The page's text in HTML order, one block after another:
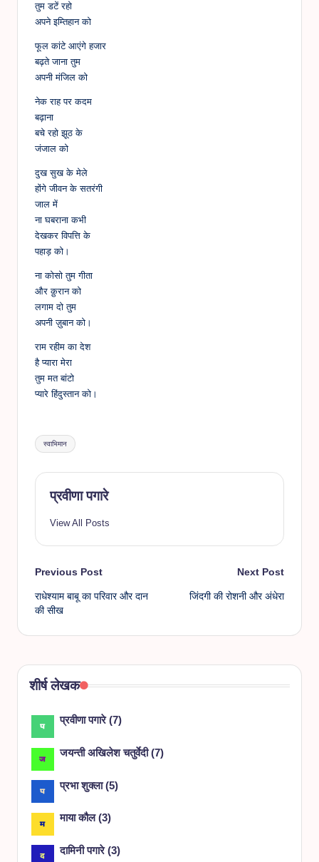
तुम डटें रहो
अपने इम्तिहान को
फूल कांटे आएंगे हजार
बढ़ते जाना तुम
अपनी मंजिल को
नेक राह पर कदम
बढ़ाना
बचे रहो झूठ के
जंजाल को
दुख सुख के मेले
होंगे जीवन के सतरंगी
जाल में
ना घबराना कभी
देखकर विपत्ति के
पहाड़ को।
ना कोसो तुम गीता
और क़ुरान को
लगाम दो तुम
अपनी ज़ुबान को।
राम रहीम का देश
है प्यारा मेरा
तुम मत बांटो
प्यारे हिंदुस्तान को।
Tags:
स्वाभिमान
प्रवीणा पगारे
View All Posts
Post
navigation
Previous Post
राधेश्याम बाबू का परिवार और दान
की सीख
Next Post
जिंदगी की रोशनी और अंधेरा
शीर्ष लेखक
प्रवीणा पगारे(7)
जयन्ती अखिलेश चतुर्वेदी(7)
प्रभा शुक्ला(5)
माया कौल(3)
दामिनी पगारे(3)